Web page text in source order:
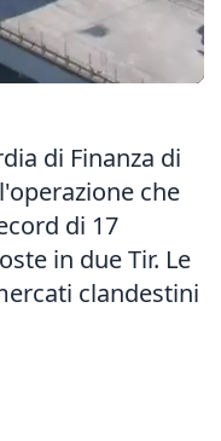
di Finanza di
che
di 17
in due Tir. Le
clandestini